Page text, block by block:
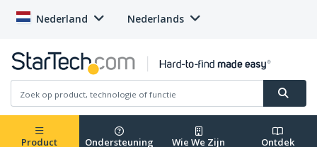
Nederland Nederlands
Product Ondersteuning Wie We Zijn Ontdek